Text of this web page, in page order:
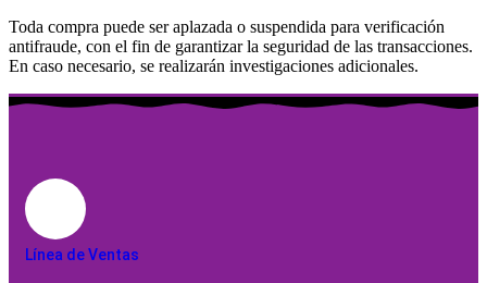
Toda compra puede ser aplazada o suspendida para verificación
antifraude, con el fin de garantizar la seguridad de las transacciones.
En caso necesario, se realizarán investigaciones adicionales.
Línea de Ventas